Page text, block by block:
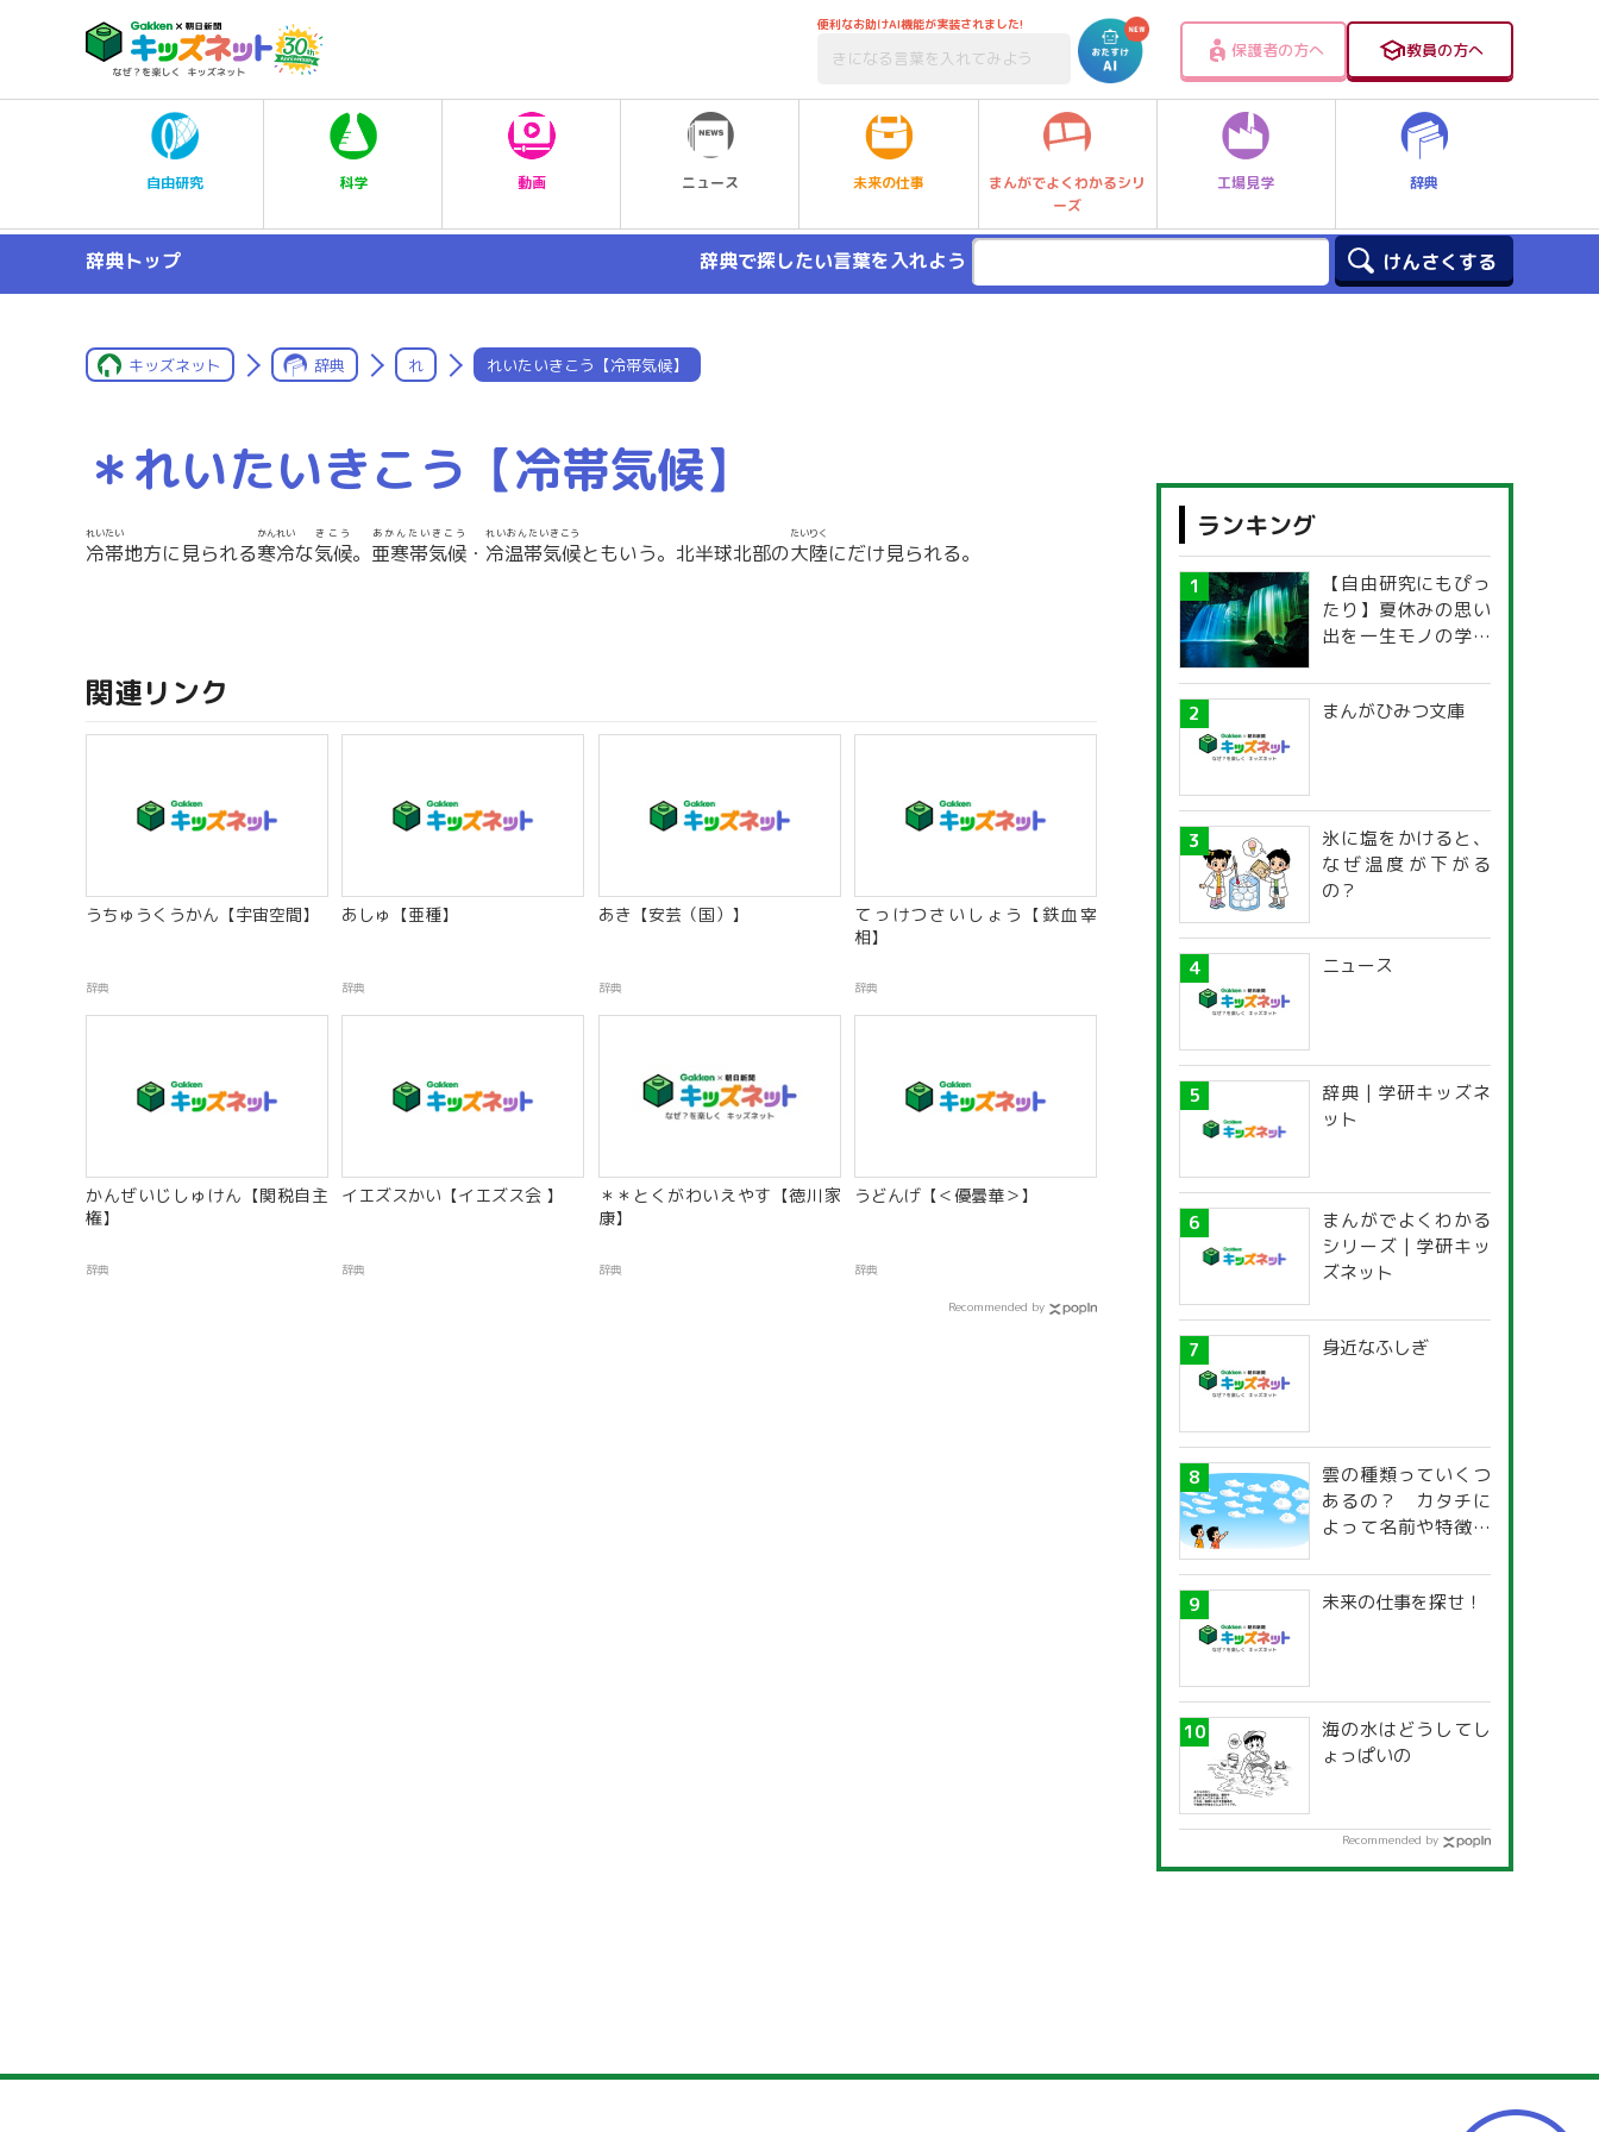
便利なお助けAI機能が実装されました!
保護者の方へ 教員の方へ
自由研究 科学 動画 ニュース 未来の仕事
まんがでよくわかるシリ
ーズ
工場見学 辞典
辞典トップ 辞典で探したい言葉を入れよう
キッズネット 辞典 れ れいたいきこう【冷帯気候】
＊れいたいきこう【冷帯気候】
冷帯
れいたい
地方に見られる寒冷
かんれい
な気候
きこう
。 亜寒帯気候
あかんたいきこう
・ 冷温帯気候
れいおんたいきこう
ともいう。北半球北部の大陸
たいりく
にだけ見られる。
関連リンク
うちゅうくうかん【宇宙空間】
辞典
あしゅ【亜種】
辞典
あき【安芸（国）】
辞典
てっけつさいしょう【鉄血宰
相】
辞典
かんぜいじしゅけん【関税自主
権】
辞典
イエズスかい【イエズス会 】
辞典
＊＊とくがわいえやす【徳川家
康】
辞典
うどんげ【＜優曇華＞】
辞典
Recommended by
ランキング
【自由研究にもぴっ
たり】夏休みの思い
出を一生モノの学び
探究ガイド
まんがひみつ文庫
氷に塩をかけると、
なぜ温度が下がる
の？
ニュース
辞典 | 学研キッズネ
ット
まんがでよくわかる
シリーズ | 学研キッ
ズネット
身近なふしぎ
雲の種類っていくつ
あるの？ カタチに
よって名前や特徴が
未来の仕事を探せ！
海の水はどうしてし
ょっぱいの
Recommended by